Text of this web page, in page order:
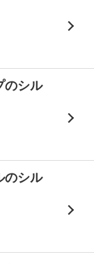
のシル
のシル